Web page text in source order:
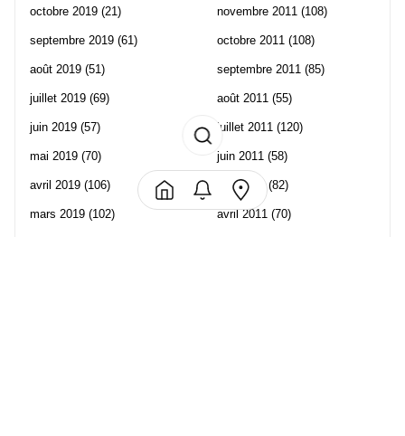
octobre 2019 (21)
septembre 2019 (61)
août 2019 (51)
juillet 2019 (69)
juin 2019 (57)
mai 2019 (70)
avril 2019 (106)
mars 2019 (102)
novembre 2011 (108)
octobre 2011 (108)
septembre 2011 (85)
août 2011 (55)
juillet 2011 (120)
juin 2011 (58)
mai 2011(82)
avril 2011 (70)